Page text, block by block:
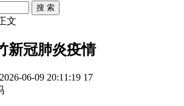
搜 索
文
新冠肺炎疫情
2026-06-09 20:11:19 17